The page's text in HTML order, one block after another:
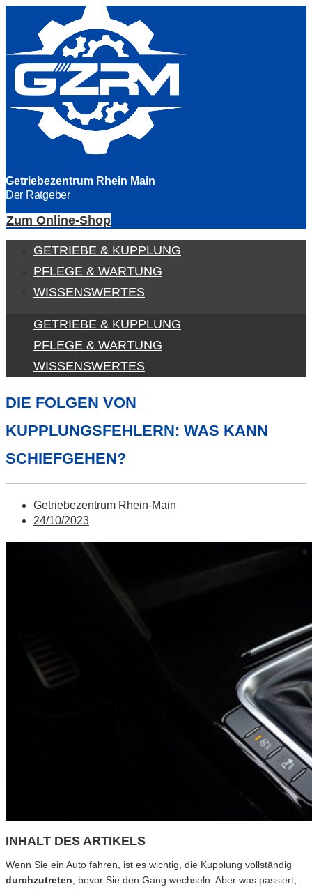
Getriebezentrum Rhein Main
Der Ratgeber
Zum Online-Shop
GETRIEBE & KUPPLUNG
PFLEGE & WARTUNG
WISSENSWERTES
GETRIEBE & KUPPLUNG
PFLEGE & WARTUNG
WISSENSWERTES
DIE FOLGEN VON
KUPPLUNGSFEHLERN: WAS KANN
SCHIEFGEHEN?
Getriebezentrum Rhein-Main
24/10/2023
INHALT DES ARTIKELS
Wenn Sie ein Auto fahren, ist es wichtig, die Kupplung vollständig
durchzutreten, bevor Sie den Gang wechseln. Aber was passiert,